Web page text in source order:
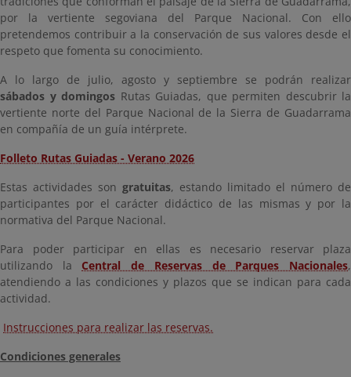
por la vertiente segoviana del Parque Nacional. Con ello
pretendemos contribuir a la conservación de sus valores desde el
respeto que fomenta su conocimiento.
A lo largo de julio, agosto y septiembre se podrán realizar
sábados y domingos Rutas Guiadas, que permiten descubrir la
vertiente norte del Parque Nacional de la Sierra de Guadarrama
en compañía de un guía intérprete.
Folleto Rutas Guiadas - Verano 2026
Estas actividades son gratuitas, estando limitado el número de
participantes por el carácter didáctico de las mismas y por la
normativa del Parque Nacional.
Para poder participar en ellas es necesario reservar plaza
utilizando la Central de Reservas de Parques Nacionales,
atendiendo a las condiciones y plazos que se indican para cada
actividad.
Instrucciones para realizar las reservas.
Condiciones generales